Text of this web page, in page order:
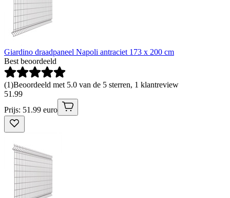
Giardino draadpaneel Napoli antraciet 173 x 200 cm
Best beoordeeld
(1)Beoordeeld met 5.0 van de 5 sterren, 1 klantreview
51 .99
Prijs: 51.99 euro